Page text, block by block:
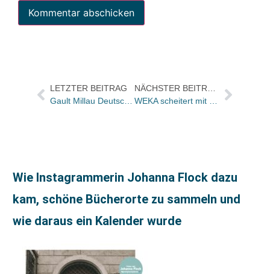
LETZTER BEITRAG
Gault Millau Deutschland mit neuem Internet-Auftritt / Jede Woche dazu ein Rezept
NÄCHSTER BEITRAG
WEKA scheitert mit Klage gegen Süddeutschen Verlag
Wie Instagrammerin Johanna Flock dazu
kam, schöne Bücherorte zu sammeln und
wie daraus ein Kalender wurde